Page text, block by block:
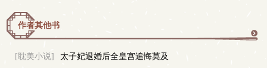
作者其他书
[耽美小说]
太子妃退婚后全皇宫追悔莫及